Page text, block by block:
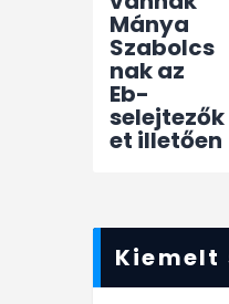
Mánya
Szabolcs
nak az
Eb-
selejtezők
et illetően
Kiemelt